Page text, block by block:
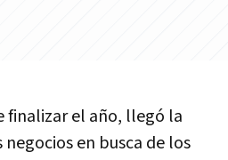
finalizar el año, llegó la
en busca de los